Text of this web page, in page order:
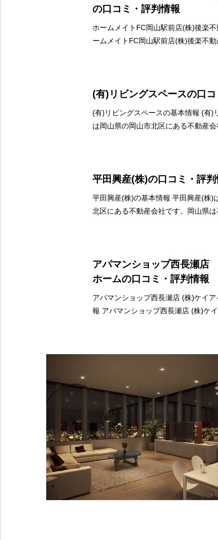
の口コミ・評判情報
ホームメイトFC岡山駅前店(株)後楽
ームメイトFC岡山駅前店(株)後楽不
(有)リビングスペースの口
(有)リビングスペースの基本情報 (有)
は岡山県の岡山市北区にある不動産
平田興産(株)の口コミ・評
平田興産(株)の基本情報 平田興産(株)
北区にある不動産会社です。岡山県
アパマンショップ西長瀬店
ホームの口コミ・評判情報
アパマンショップ西長瀬店 (株)ケイ
報 アパマンショップ西長瀬店 (株)ケ